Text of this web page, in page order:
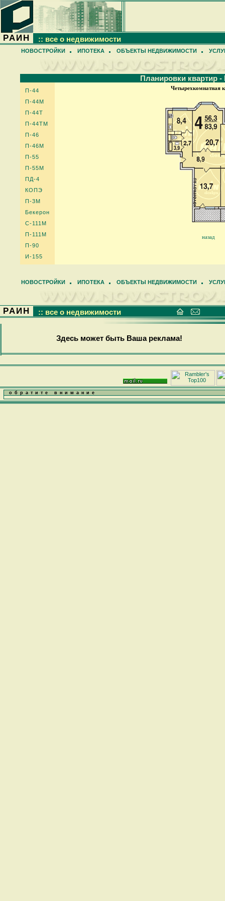
РАИН :: все о недвижимости
НОВОСТРОЙКИ ИПОТЕКА ОБЪЕКТЫ НЕДВИЖИМОСТИ
Планировки квартир
П-44
П-44М
П-44Т
П-44ТМ
П-46
П-46М
П-55
П-55М
ПД-4
КОПЭ
П-3М
Бекерон
С-111М
П-111М
П-90
И-155
Четырехкомнатная
назад
НОВОСТРОЙКИ ИПОТЕКА ОБЪЕКТЫ НЕДВИЖИМОСТИ
РАИН :: все о недвижимости
Здесь может быть Ваша реклама!
обратите внимание